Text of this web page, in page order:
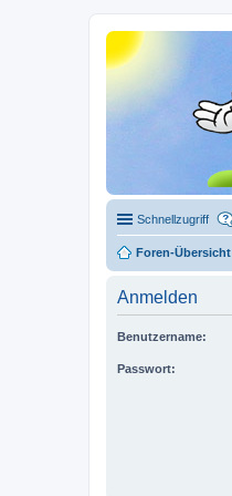
Schnellzugriff
Foren-Übersicht
Anmelden
Benutzername:
Passwort: